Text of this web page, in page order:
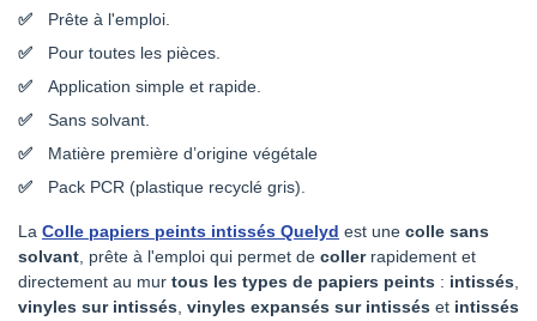
Prête à l'emploi.
Pour toutes les pièces.
Application simple et rapide.
Sans solvant.
Matière première d’origine végétale
Pack PCR (plastique recyclé gris).
La Colle papiers peints intissés Quelyd est une colle sans
solvant, prête à l'emploi qui permet de collerrapidement et
directement au mur tous les types de papiers peints : intissés,
vinyles sur intissés, vinyles expansés sur intissés et intissés